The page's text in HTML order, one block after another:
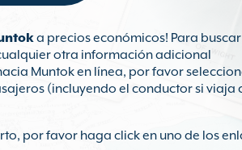
a precios económicos! Para buscar
otra información adicional
Muntok en línea, por favor
(incluyendo el conductor si viaja
por favor haga click en uno de los